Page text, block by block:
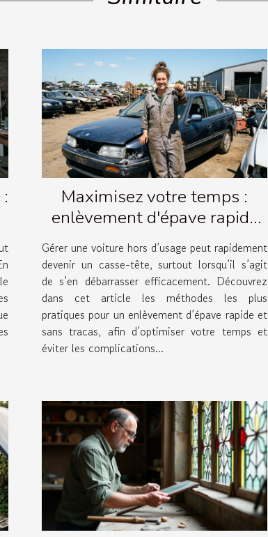
Maximisez votre temps :
enlèvement d'épave rapide
et simple
Gérer une voiture hors d’usage peut rapidement
devenir un casse-tête, surtout lorsqu’il s’agit
de s’en débarrasser efficacement. Découvrez
dans cet article les méthodes les plus
pratiques pour un enlèvement d’épave rapide et
sans tracas, afin d’optimiser votre temps et
éviter les complications...